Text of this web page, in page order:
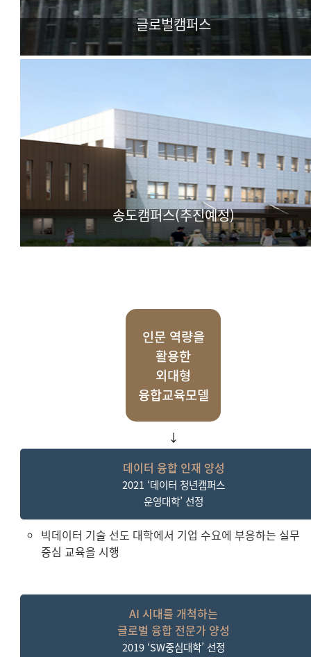
글로벌캠퍼스
송도캠퍼스(추진예정)
인문 역량을
활용한
외대형
융합교육모델
↓
데이터 융합 인재 양성
2021 ‘데이터 청년캠퍼스
운영대학’ 선정
빅데이터 기술 선도 대학에서 기업 수요에 부응하는 실무
중심 교육을 시행
AI 시대를 개척하는
글로벌 융합 전문가 양성
2019 ‘SW중심대학’ 선정